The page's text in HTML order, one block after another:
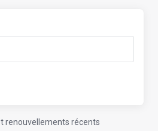
renouvellements récents